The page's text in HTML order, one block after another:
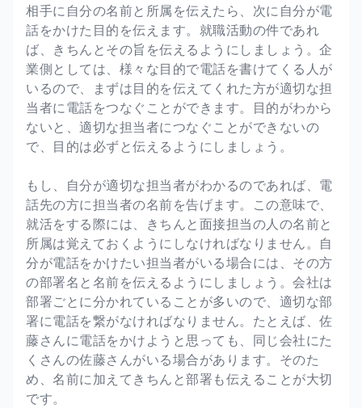
相手に自分の名前と所属を伝えたら、次に自分が電
話をかけた目的を伝えます。就職活動の件であれ
ば、きちんとその旨を伝えるようにしましょう。企
業側としては、様々な目的で電話を書けてくる人が
いるので、まずは目的を伝えてくれた方が適切な担
当者に電話をつなぐことができます。目的がわから
ないと、適切な担当者につなぐことができないの
で、目的は必ずと伝えるようにしましょう。
もし、自分が適切な担当者がわかるのであれば、電
話先の方に担当者の名前を告げます。この意味で、
就活をする際には、きちんと面接担当の人の名前と
所属は覚えておくようにしなければなりません。自
分が電話をかけたい担当者がいる場合には、その方
の部署名と名前を伝えるようにしましょう。会社は
部署ごとに分かれていることが多いので、適切な部
署に電話を繋がなければなりません。たとえば、佐
藤さんに電話をかけようと思っても、同じ会社にた
くさんの佐藤さんがいる場合があります。そのた
め、名前に加えてきちんと部署も伝えることが大切
です。